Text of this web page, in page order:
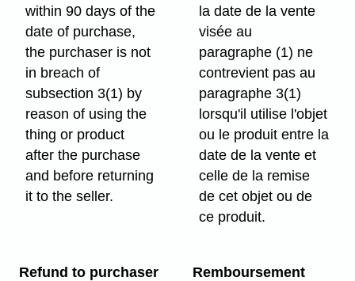
within 90 days of the
date of purchase,
the purchaser is not
in breach of
subsection 3(1) by
reason of using the
thing or product
after the purchase
and before returning
it to the seller.
la date de la vente
visée au
paragraphe (1) ne
contrevient pas au
paragraphe 3(1)
lorsqu'il utilise l'objet
ou le produit entre la
date de la vente et
celle de la remise
de cet objet ou de
ce produit.
Refund to purchaser
Remboursement